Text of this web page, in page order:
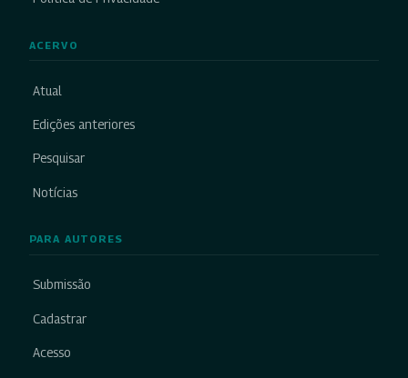
ACERVO
Atual
Edições anteriores
Pesquisar
Notícias
PARA AUTORES
Submissão
Cadastrar
Acesso